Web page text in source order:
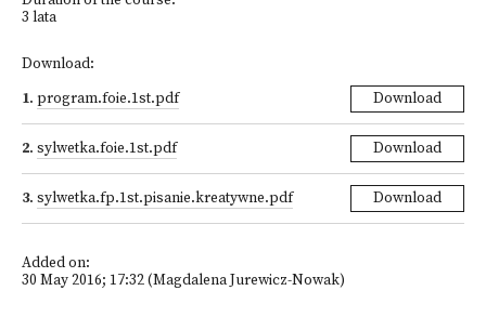
3 lata
Download:
1. program.foie.1st.pdf Download
2. sylwetka.foie.1st.pdf Download
3. sylwetka.fp.1st.pisanie.kreatywne.pdf Download
Added on:
30 May 2016; 17:32 (Magdalena Jurewicz-Nowak)